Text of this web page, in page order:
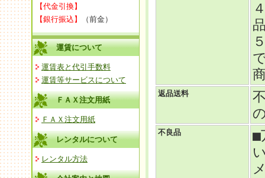
【代金引換】
【銀行振込】
（前金）
運賃について
運賃表と代引手数料
運賃等サービスについて
ＦＡＸ注文用紙
ＦＡＸ注文用紙
レンタルについて
レンタル方法
返品送料
不良品
■